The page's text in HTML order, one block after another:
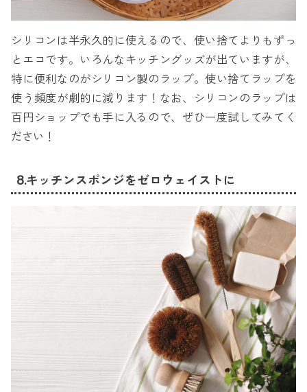
シリコンは半永久的に使えるので、使い捨てよりもずっ
とエコです。いろんなキッチングッズが出ていますが、
特に便利なのがシリコン製のラップ。使い捨てラップを
使う頻度が劇的に減ります！なお、シリコンのラップは
百円ショップでも手に入るので、ぜひ一度試してみてく
ださい！
8.キッチンスポンジをゼロウェイストに